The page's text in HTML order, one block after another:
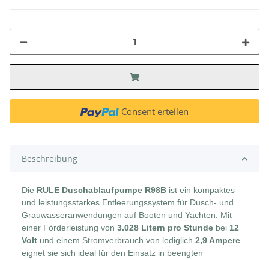
Consent erteilen
Beschreibung
Die RULE Duschablaufpumpe R98B ist ein kompaktes
und leistungsstarkes Entleerungssystem für Dusch- und
Grauwasseranwendungen auf Booten und Yachten. Mit
einer Förderleistung von 3.028 Litern pro Stunde bei 12
Volt und einem Stromverbrauch von lediglich 2,9 Ampere
eignet sie sich ideal für den Einsatz in beengten